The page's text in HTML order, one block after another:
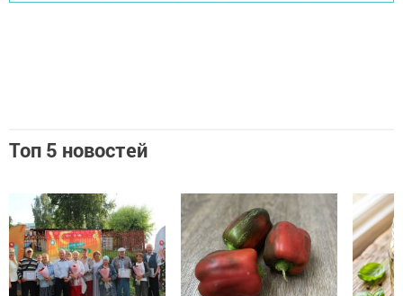
Топ 5 новостей